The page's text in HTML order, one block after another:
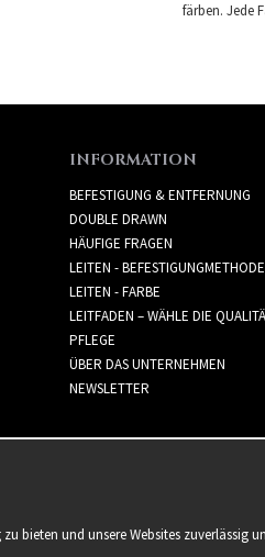
färben. Jede
INFORMATION
BEFESTIGUNG & ENTFERNUNG
DOUBLE DRAWN
HÄUFIGE FRAGEN
LEITEN -
LEITEN - FARBE
LEITFADEN – WÄHLE DIE
PFLEGE
ÜBER DAS UNTERNEHMEN
NEWSLETTER
bieten und unsere Websites